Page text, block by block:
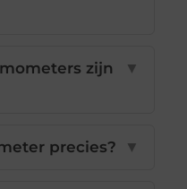
zijn
▼
precies? ▼